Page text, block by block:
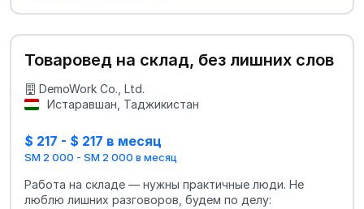
Товаровед на склад, без лишних слов
DemoWork Co., Ltd.
Истаравшан, Таджикистан
$ 217 - $ 217 в месяц
SM 2 000 - SM 2 000 в месяц
Работа на складе — нужны практичные люди. Не
люблю лишних разговоров, будем по делу: